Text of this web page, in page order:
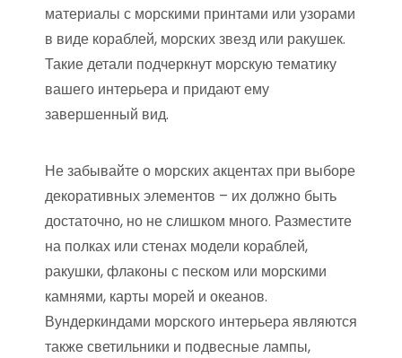
материалы с морскими принтами или узорами
в виде кораблей, морских звезд или ракушек.
Такие детали подчеркнут морскую тематику
вашего интерьера и придают ему
завершенный вид.
Не забывайте о морских акцентах при выборе
декоративных элементов – их должно быть
достаточно, но не слишком много. Разместите
на полках или стенах модели кораблей,
ракушки, флаконы с песком или морскими
камнями, карты морей и океанов.
Вундеркиндами морского интерьера являются
также светильники и подвесные лампы,